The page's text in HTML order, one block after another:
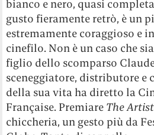
bianco e nero, quasi
gusto fieramente retrò, è un
estremamente coraggioso e
cinefilo. Non è un caso che
figlio dello scomparso
sceneggiatore, distributore e
della sua vita ha diretto la
Française. Premiare The Artist
chiccheria, un gesto più da